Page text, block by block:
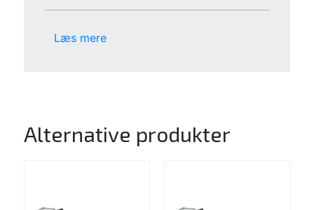
Læs mere
Alternative produkter